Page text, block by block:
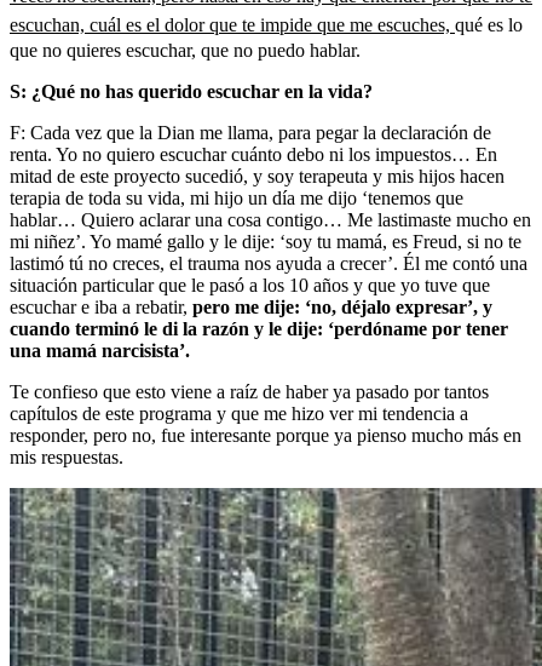
escuchan, cuál es el dolor que te impide que me escuches, qué es lo
que no quieres escuchar, que no puedo hablar.
S: ¿Qué no has querido escuchar en la vida?
F: Cada vez que la Dian me llama, para pegar la declaración de
renta. Yo no quiero escuchar cuánto debo ni los impuestos… En
mitad de este proyecto sucedió, y soy terapeuta y mis hijos hacen
terapia de toda su vida, mi hijo un día me dijo ‘tenemos que
hablar… Quiero aclarar una cosa contigo… Me lastimaste mucho en
mi niñez’. Yo mamé gallo y le dije: ‘soy tu mamá, es Freud, si no te
lastimó tú no creces, el trauma nos ayuda a crecer’. Él me contó una
situación particular que le pasó a los 10 años y que yo tuve que
escuchar e iba a rebatir, pero me dije: ‘no, déjalo expresar’, y
cuando terminó le di la razón y le dije: ‘perdóname por tener
una mamá narcisista’.
Te confieso que esto viene a raíz de haber ya pasado por tantos
capítulos de este programa y que me hizo ver mi tendencia a
responder, pero no, fue interesante porque ya pienso mucho más en
mis respuestas.